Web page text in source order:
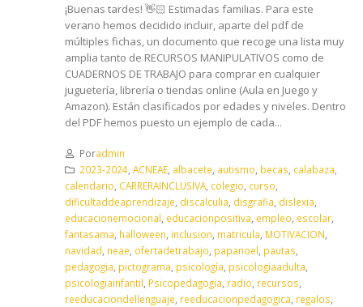
¡Buenas tardes! 👋🏻 Estimadas familias. Para este
verano hemos decidido incluir, aparte del pdf de
múltiples fichas, un documento que recoge una lista muy
amplia tanto de RECURSOS MANIPULATIVOS como de
CUADERNOS DE TRABAJO para comprar en cualquier
juguetería, librería o tiendas online (Aula en Juego y
Amazon). Están clasificados por edades y niveles. Dentro
del PDF hemos puesto un ejemplo de cada...
Poradmin
2023-2024, ACNEAE, albacete, autismo, becas, calabaza,
calendario, CARRERAINCLUSIVA, colegio, curso,
dificultaddeaprendizaje, discalculia, disgrafia, dislexia,
educacionemocional, educacionpositiva, empleo, escolar,
fantasama, halloween, inclusion, matricula, MOTIVACION,
navidad, neae, ofertadetrabajo, papanoel, pautas,
pedagogia, pictograma, psicología, psicologiaadulta,
psicologiainfantil, Psicopedagogia, radio, recursos,
reeducaciondellenguaje, reeducacionpedagogica, regalos,